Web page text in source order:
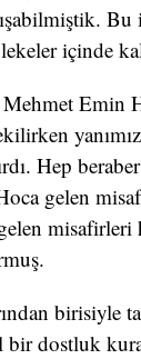
Bu
içinde
Emin
Hep
gelen
misafirleri
birisiyle
dostluk